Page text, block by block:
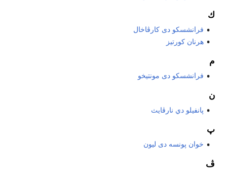
ك
فرانشسكو دى كارڤاخال
هرنان كورتيز
م
فرانشسكو دى مونتيخو
ن
پانفيلو دي نارڤايث
پ
خوان پونسه دى ليون
ڤ